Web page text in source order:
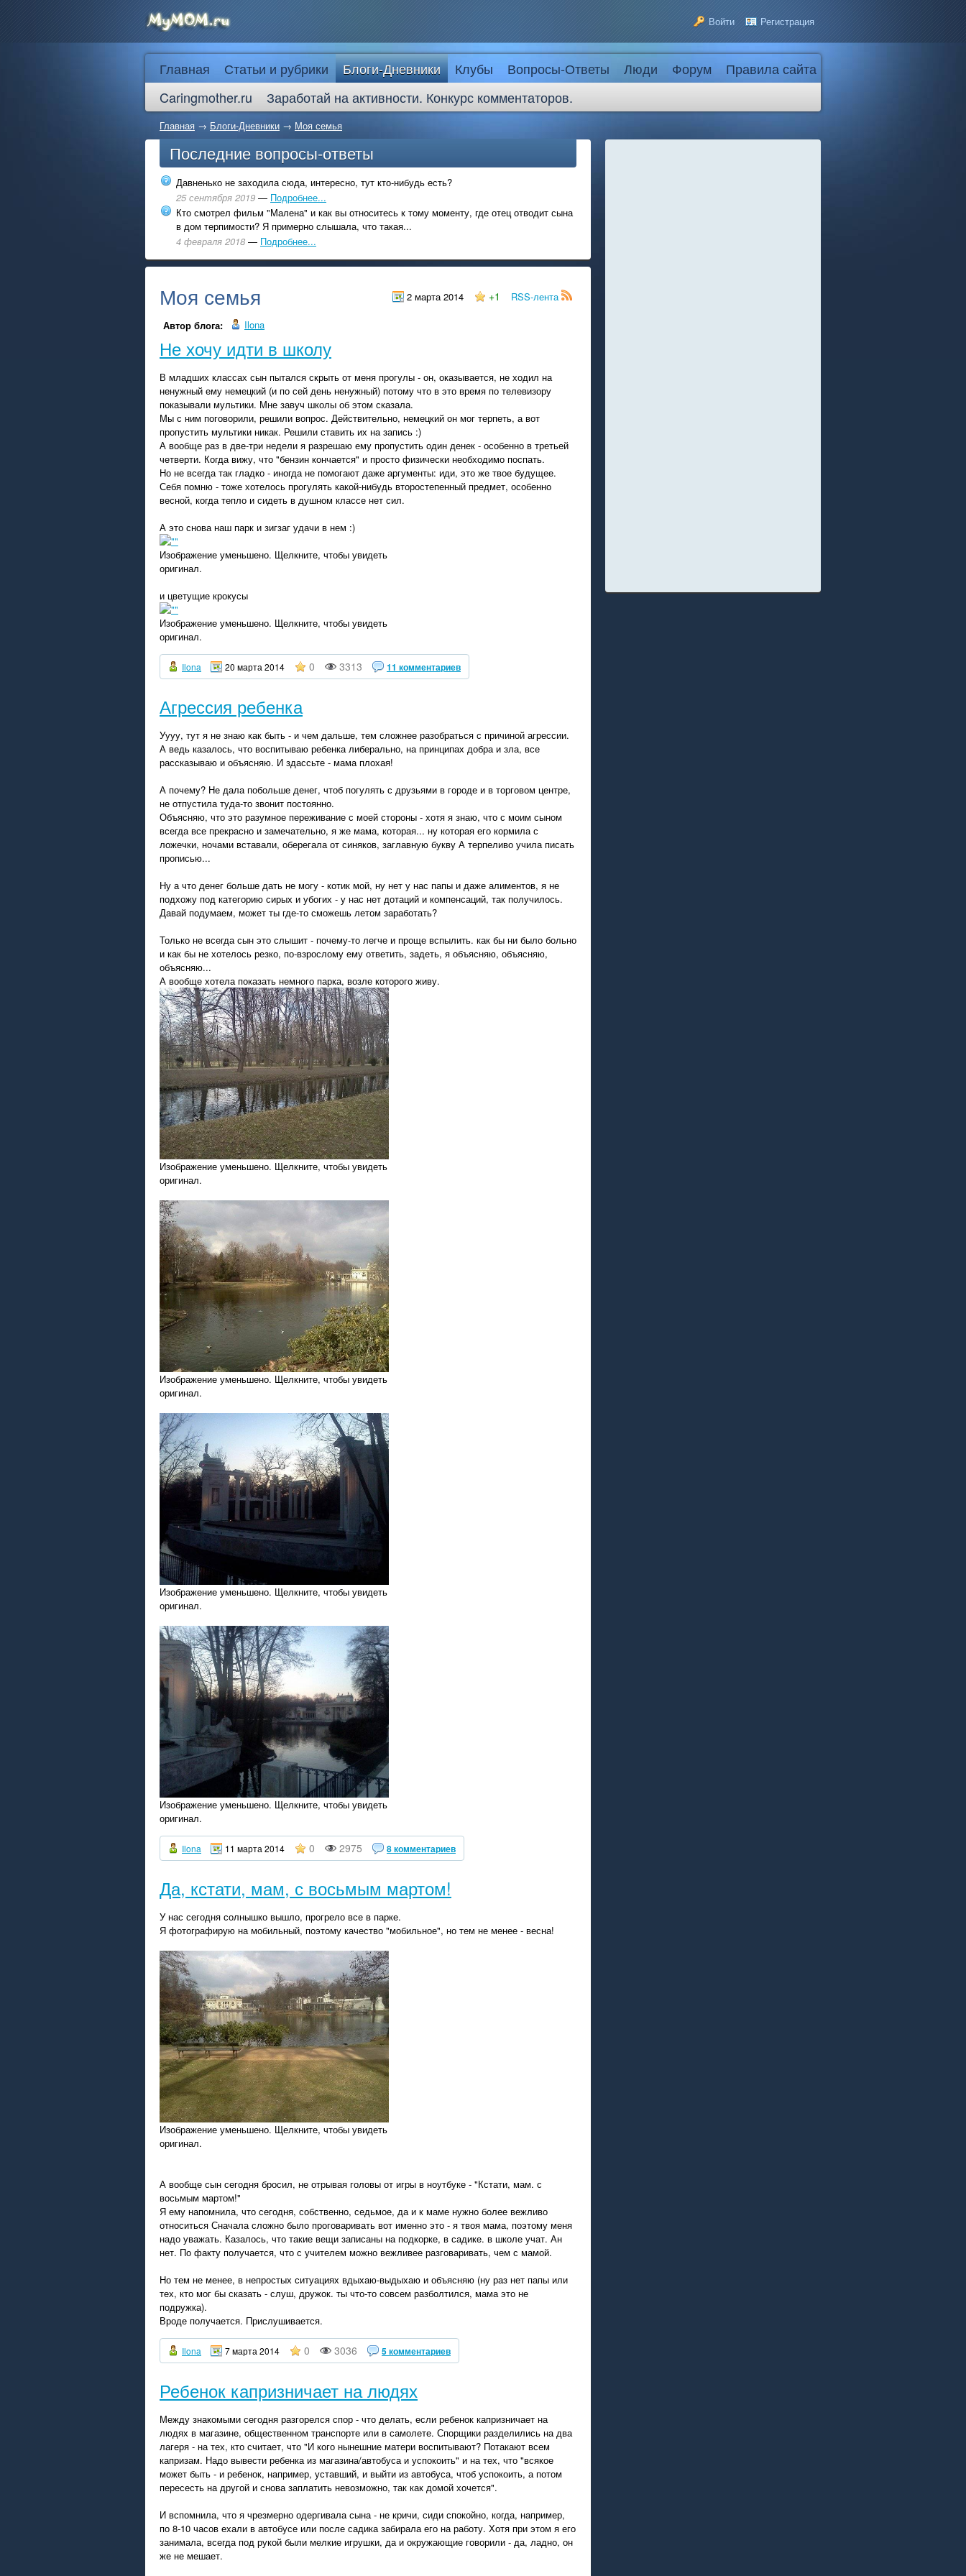
Войти Регистрация
Главная Статьи и рубрики Блоги-Дневники Клубы Вопросы-Ответы Люди Форум
Правила сайта
Caringmother.ru
Заработай на активности. Конкурс комментаторов.
Главная → Блоги-Дневники → Моя семья
Последние вопросы-ответы
Давненько не заходила сюда, интересно, тут кто-нибудь есть?
25 сентября 2019 — Подробнее...
Кто смотрел фильм "Малена" и как вы относитесь к тому моменту, где отец отводит сына
в дом терпимости? Я примерно слышала, что такая...
4 февраля 2018 — Подробнее...
2 марта 2014 +1 RSS-лента
Моя семья
Автор блога: Ilona
Не хочу идти в школу
В младших классах сын пытался скрыть от меня прогулы - он, оказывается, не ходил на
ненужный ему немецкий (и по сей день ненужный) потому что в это время по телевизору
показывали мультики. Мне завуч школы об этом сказала.
Мы с ним поговорили, решили вопрос. Действительно, немецкий он мог терпеть, а вот
пропустить мультики никак. Решили ставить их на запись :)
А вообще раз в две-три недели я разрешаю ему пропустить один денек - особенно в третьей
четверти. Когда вижу, что "бензин кончается" и просто физически необходимо поспать.
Но не всегда так гладко - иногда не помогают даже аргументы: иди, это же твое будущее.
Себя помню - тоже хотелось прогулять какой-нибудь второстепенный предмет, особенно
весной, когда тепло и сидеть в душном классе нет сил.
А это снова наш парк и зигзаг удачи в нем :)
Изображение уменьшено. Щелкните, чтобы увидеть
оригинал.
и цветущие крокусы
Изображение уменьшено. Щелкните, чтобы увидеть
оригинал.
Ilona 20 марта 2014 0 3313 11 комментариев
Агрессия ребенка
Уууу, тут я не знаю как быть - и чем дальше, тем сложнее разобраться с причиной агрессии.
А ведь казалось, что воспитываю ребенка либерально, на принципах добра и зла, все
рассказываю и объясняю. И здассьте - мама плохая!
А почему? Не дала побольше денег, чтоб погулять с друзьями в городе и в торговом центре,
не отпустила туда-то звонит постоянно.
Объясняю, что это разумное переживание с моей стороны - хотя я знаю, что с моим сыном
всегда все прекрасно и замечательно, я же мама, которая... ну которая его кормила с
ложечки, ночами вставали, оберегала от синяков, заглавную букву А терпеливо учила писать
прописью...
Ну а что денег больше дать не могу - котик мой, ну нет у нас папы и даже алиментов, я не
подхожу под категорию сирых и убогих - у нас нет дотаций и компенсаций, так получилось.
Давай подумаем, может ты где-то сможешь летом заработать?
Только не всегда сын это слышит - почему-то легче и проще вспылить. как бы ни было больно
и как бы не хотелось резко, по-взрослому ему ответить, задеть, я объясняю, объясняю,
объясняю...
А вообще хотела показать немного парка, возле которого живу.
Изображение уменьшено. Щелкните, чтобы увидеть
оригинал.
Изображение уменьшено. Щелкните, чтобы увидеть
оригинал.
Изображение уменьшено. Щелкните, чтобы увидеть
оригинал.
Изображение уменьшено. Щелкните, чтобы увидеть
оригинал.
Ilona 11 марта 2014 0 2975 8 комментариев
Да, кстати, мам, с восьмым мартом!
У нас сегодня солнышко вышло, прогрело все в парке.
Я фотографирую на мобильный, поэтому качество "мобильное", но тем не менее - весна!
Изображение уменьшено. Щелкните, чтобы увидеть
оригинал.
А вообще сын сегодня бросил, не отрывая головы от игры в ноутбуке - "Кстати, мам. с
восьмым мартом!"
Я ему напомнила, что сегодня, собственно, седьмое, да и к маме нужно более вежливо
относиться Сначала сложно было проговаривать вот именно это - я твоя мама, поэтому меня
надо уважать. Казалось, что такие вещи записаны на подкорке, в садике. в школе учат. Ан
нет. По факту получается, что с учителем можно вежливее разговаривать, чем с мамой.
Но тем не менее, в непростых ситуациях вдыхаю-выдыхаю и объясняю (ну раз нет папы или
тех, кто мог бы сказать - слуш, дружок. ты что-то совсем разболтился, мама это не
подружка).
Вроде получается. Прислушивается.
Ilona 7 марта 2014 0 3036 5 комментариев
Ребенок капризничает на людях
Между знакомыми сегодня разгорелся спор - что делать, если ребенок капризничает на
людях в магазине, общественном транспорте или в самолете. Спорщики разделились на два
лагеря - на тех, кто считает, что "И кого нынешние матери воспитывают? Потакают всем
капризам. Надо вывести ребенка из магазина/автобуса и успокоить" и на тех, что "всякое
может быть - и ребенок, например, уставший, и выйти из автобуса, чтоб успокоить, а потом
пересесть на другой и снова заплатить невозможно, так как домой хочется".
И вспомнила, что я чрезмерно одергивала сына - не кричи, сиди спокойно, когда, например,
по 8-10 часов ехали в автобусе или после садика забирала его на работу. Хотя при этом я его
занимала, всегда под рукой были мелкие игрушки, да и окружающие говорили - да, ладно, он
же не мешает.